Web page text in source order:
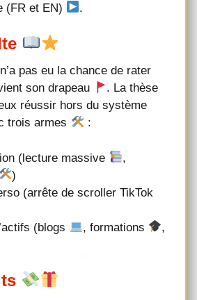
(FR et EN)
.
pas eu la chance de rater
son drapeau
. La thèse
réussir hors du système
trois armes :
(lecture massive
,
)
(arrête de scroller TikTok
(blogs
, formations
,